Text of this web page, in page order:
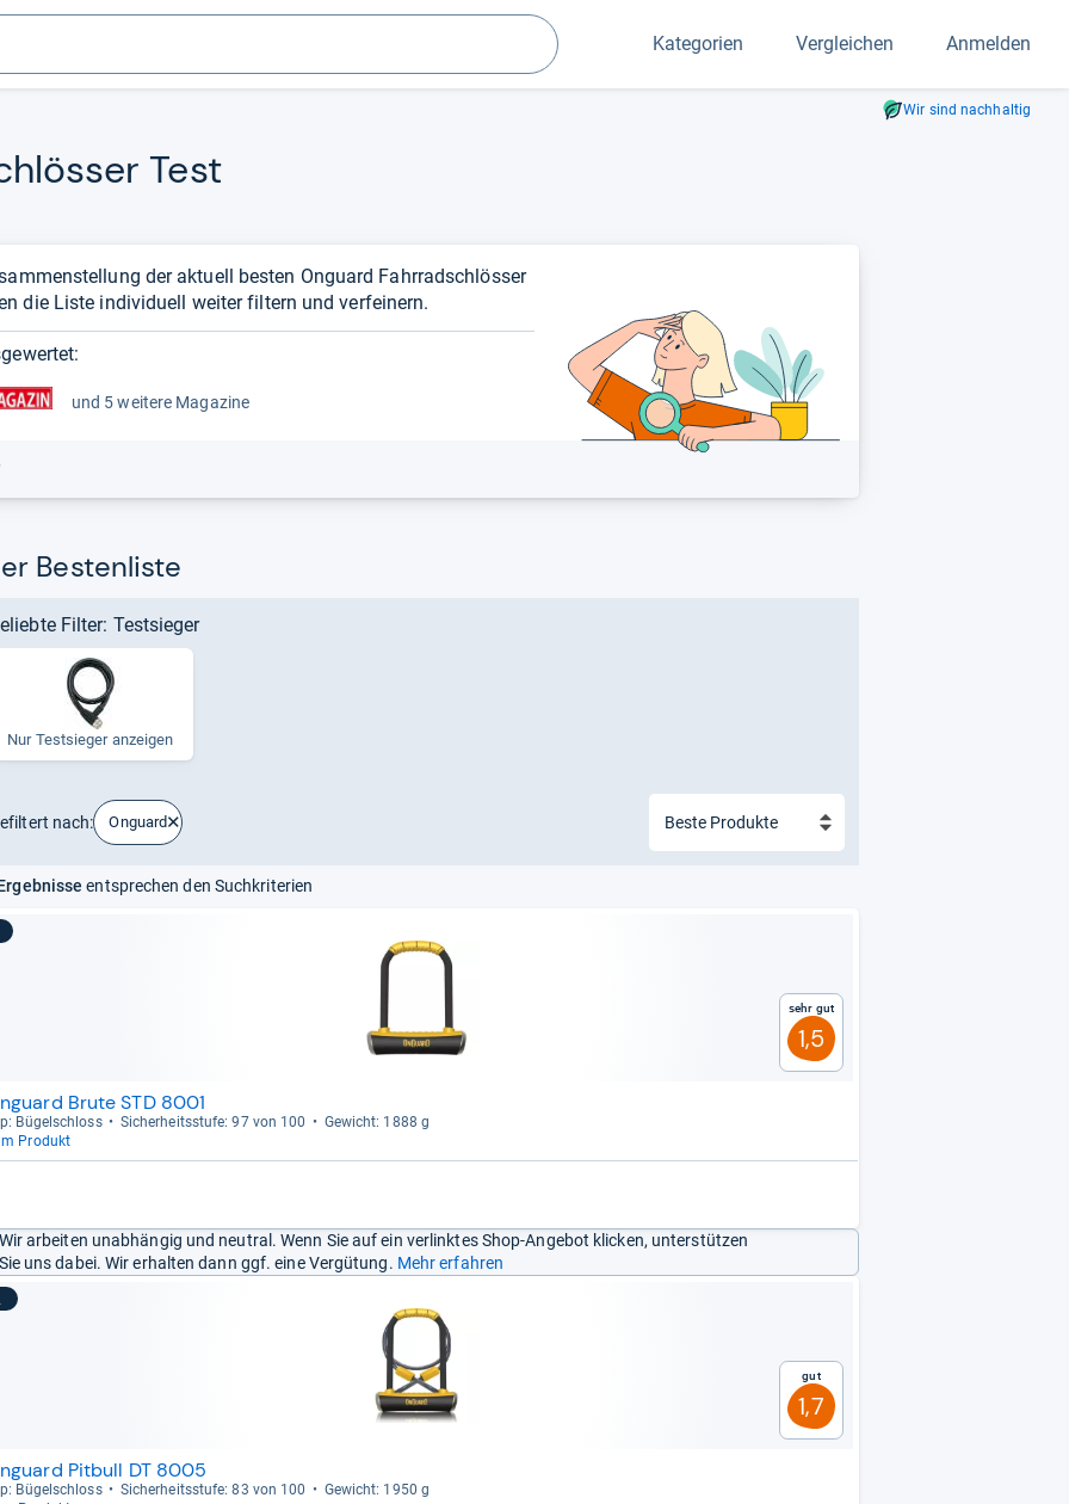
Suchen Kategorien Vergleichen Anmelden
Wir sind nachhaltig
Test
der aktuell besten Onguard Fahrradschlösser
die Liste individuell weiter filtern und verfeinern.
und 5 weitere Magazine
Bestenliste
Filter: Testsieger
Nur Test­sie­ger anzei­gen
nach: Onguard
entsprechen den Suchkriterien
Sehr gut
1,5
Brute STD 8001
Bügel­schloss Sicher­heits­stufe: 97 von 100
Gewicht: 1888 g
Produkt
arbeiten unabhängig und neutral. Wenn Sie auf ein verlinktes Shop-Angebot klicken, unterstützen
uns dabei. Wir erhalten dann ggf. eine Vergütung. Mehr erfahren
Gut
1,7
Pitbull DT 8005
Bügel­schloss Sicher­heits­stufe: 83 von 100
Gewicht: 1950 g